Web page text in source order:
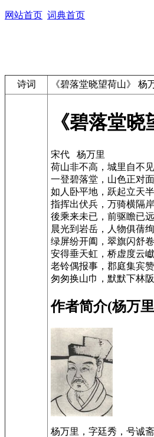
网站首页 词典首页
诗词 《碧落堂晓望荷山》 杨
《碧落堂
宋代 杨万里
荷山非不高，城里自不见
一登碧落堂，山色正对面
如人卧平地，跃起立天半
指挥出伏兵，万骑横隔岸
後乘来未已，前驱瞻已远
晨光到岩岳，人物俱蒨绚
绿屏纷开阖，翠旗闪舒卷
安得垂天虹，桥虚度云巘
老铃偶报事，郡庭集宾赞
匆匆换山巾，默默下林阪
作者简介(杨万
杨万里，字廷秀，号诚